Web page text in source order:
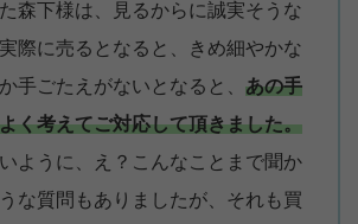
森下様は、見るからに誠実そうな
際に売るとなると、きめ細やかな
手ごたえがないとなると、 あの手
く考えてご対応して頂きました。
ように、え？こんなことまで聞か
な質問もありましたが、それも買